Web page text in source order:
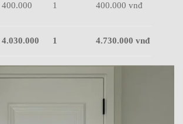
400.000 1 400.000 vnđ
4.030.000 1 4.730.000 vnđ